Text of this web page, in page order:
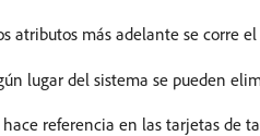
atributos más adelante se corre
lugar del sistema se pueden
referencia en las tarjetas de